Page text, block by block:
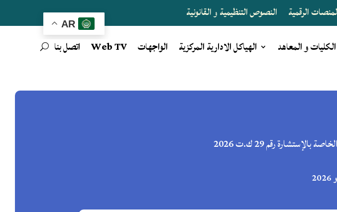
AR
الرقمية النصوص التنظيمية و القانونية
الكليات و المعاهد الهياكل الادارية المركزية الواجهات Web TV اتصل بنا
رقم 29 ك.ت 2026